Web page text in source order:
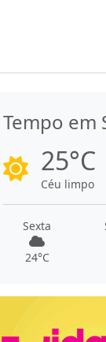
Tempo em
25°C
Céu limpo
Sexta
24°C